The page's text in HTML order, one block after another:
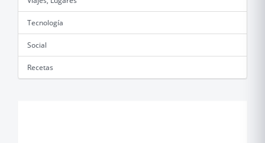
Tecnología
Social
Recetas